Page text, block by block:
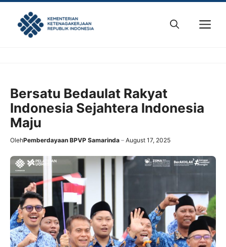
content
Bersatu Bedaulat Rakyat
Indonesia Sejahtera Indonesia
Maju
OlehPemberdayaan BPVP Samarinda August 17, 2025